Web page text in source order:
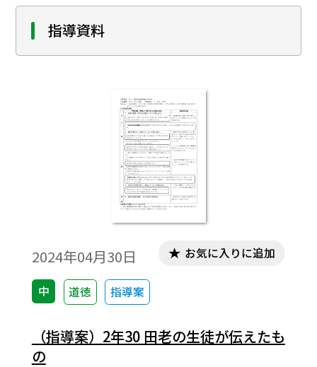
指導資料
2024年04月30日
中 道徳 指導案
お気に入りに追加
（指導案）2年30 田老の生徒が伝えたも
の